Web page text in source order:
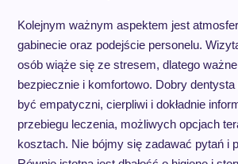
Kolejnym ważnym aspektem jest
gabinecie oraz podejście personelu.
osób wiąże się ze stresem, dlatego
bezpiecznie i komfortowo. Dobry
być empatyczni, cierpliwi i dokładnie
przebiegu leczenia, możliwych opcjach
kosztach. Nie bójmy się zadawać pytań i